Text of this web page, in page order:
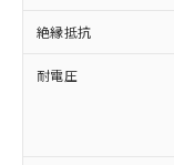
絶縁抵抗
耐電圧
ご利
以下の条
ご利用く
対応予定
有に対応
対応予定
非含有に
定はあり
調査・確